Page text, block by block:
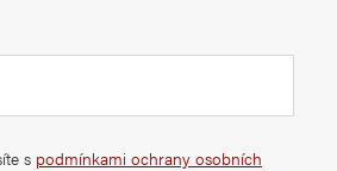
s podmínkami ochrany osobních